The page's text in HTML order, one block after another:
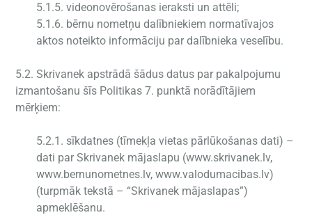
5.1.5. videonovērošanas ieraksti un attēli;
5.1.6. bērnu nometņu dalībniekiem normatīvajos
aktos noteikto informāciju par dalībnieka veselību.
5.2. Skrivanek apstrādā šādus datus par pakalpojumu
izmantošanu šīs Politikas 7. punktā norādītājiem
mērķiem:
5.2.1. sīkdatnes (tīmekļa vietas pārlūkošanas dati) –
dati par Skrivanek mājaslapu (www.skrivanek.lv,
www.bernunometnes.lv,www.valodumacibas.lv)
(turpmāk tekstā – “Skrivanek mājaslapas”)
apmeklēšanu.